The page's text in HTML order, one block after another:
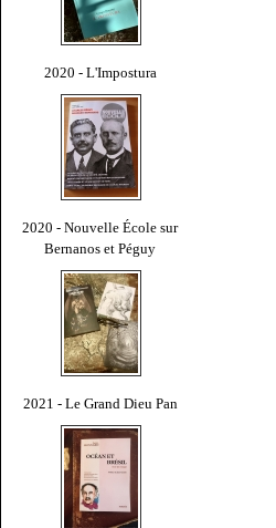
2020 - L'Impostura
2020 - Nouvelle École sur
Bernanos et Péguy
2021 - Le Grand Dieu Pan